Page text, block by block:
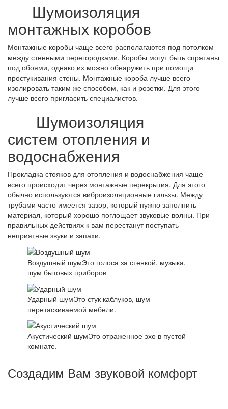
Шумоизоляция
монтажных коробов
Монтажные коробы чаще всего располагаются под потолком
между стенными перегородками. Коробы могут быть спрятаны
под обоями, однако их можно обнаружить при помощи
простукивания стены. Монтажные короба лучше всего
изолировать таким же способом, как и розетки. Для этого
лучше всего пригласить специалистов.
Шумоизоляция
систем отопления и
водоснабжения
Прокладка стояков для отопления и водоснабжения чаще
всего происходит через монтажные перекрытия. Для этого
обычно используются виброизоляционные гильзы. Между
трубами часто имеется зазор, который нужно заполнить
материал, который хорошо поглощает звуковые волны. При
правильных действиях к вам перестанут поступать
неприятные звуки и запахи.
Воздушный шумЭто голоса за стенкой, музыка,
шум бытовых приборов
Ударный шумЭто стук каблуков, шум
перетаскиваемой мебели.
Акустический шумЭто отраженное эхо в пустой
комнате.
Создадим Вам звуковой комфорт